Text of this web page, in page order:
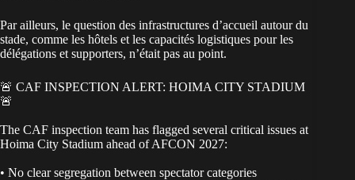
Par ailleurs, le question des infrastructures d’accueil autour du
stade, comme les hôtels et les capacités logistiques pour les
délégations et supporters, n’était pas au point.
🚨 CAF INSPECTION ALERT: HOIMA CITY STADIUM
🚨
The CAF inspection team has flagged several critical issues at
Hoima City Stadium ahead of AFCON 2027:
• No clear segregation between spectator categories